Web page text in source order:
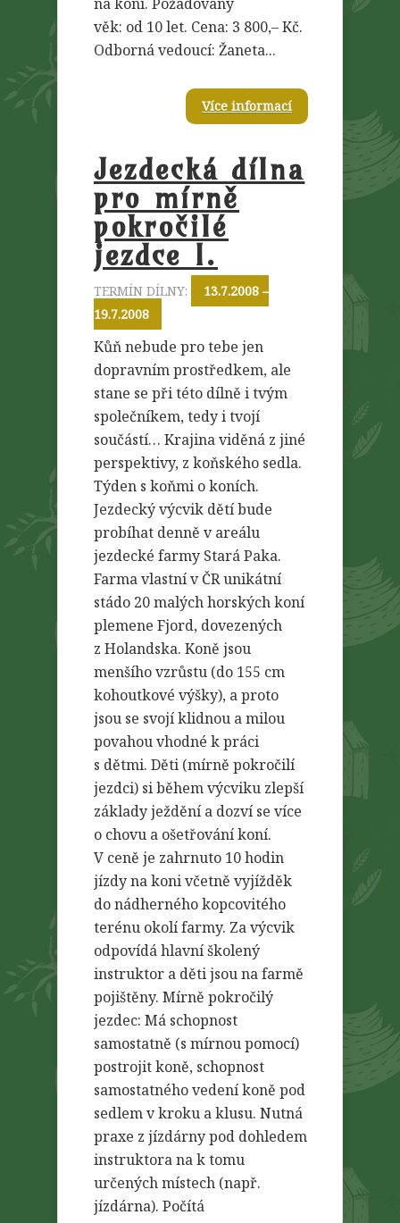
věk: od 10 let. Cena: 3 800,– Kč.
Odborná vedoucí: Žaneta...
Více informací
Jezdecká dílna
pro mírně
pokročilé
jezdce I.
TERMÍN DÍLNY:
13.7.2008 –
19.7.2008
Kůň nebude pro tebe jen
dopravním prostředkem, ale
stane se při této dílně i tvým
společníkem, tedy i tvojí
součástí… Krajina viděná z jiné
perspektivy, z koňského sedla.
Týden s koňmi o koních.
Jezdecký výcvik dětí bude
probíhat denně v areálu
jezdecké farmy Stará Paka.
Farma vlastní v ČR unikátní
stádo 20 malých horských koní
plemene Fjord, dovezených
z Holandska. Koně jsou
menšího vzrůstu (do 155 cm
kohoutkové výšky), a proto
jsou se svojí klidnou a milou
povahou vhodné k práci
s dětmi. Děti (mírně pokročilí
jezdci) si během výcviku zlepší
základy ježdění a dozví se více
o chovu a ošetřování koní.
V ceně je zahrnuto 10 hodin
jízdy na koni včetně vyjížděk
do nádherného kopcovitého
terénu okolí farmy. Za výcvik
odpovídá hlavní školený
instruktor a děti jsou na farmě
pojištěny. Mírně pokročilý
jezdec: Má schopnost
samostatně (s mírnou pomocí)
postrojit koně, schopnost
samostatného vedení koně pod
sedlem v kroku a klusu. Nutná
praxe z jízdárny pod dohledem
instruktora na k tomu
určených místech (např.
jízdárna). Počítá